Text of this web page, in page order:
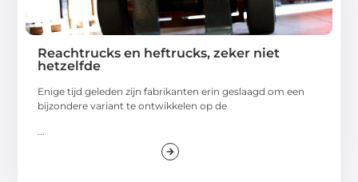
Reachtrucks en heftrucks, zeker niet
hetzelfde
Enige tijd geleden zijn fabrikanten erin geslaagd om een
bijzondere variant te ontwikkelen op de